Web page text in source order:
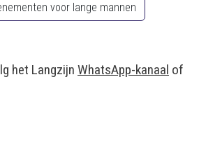
voor lange mannen
het Langzijn WhatsApp-kanaal of